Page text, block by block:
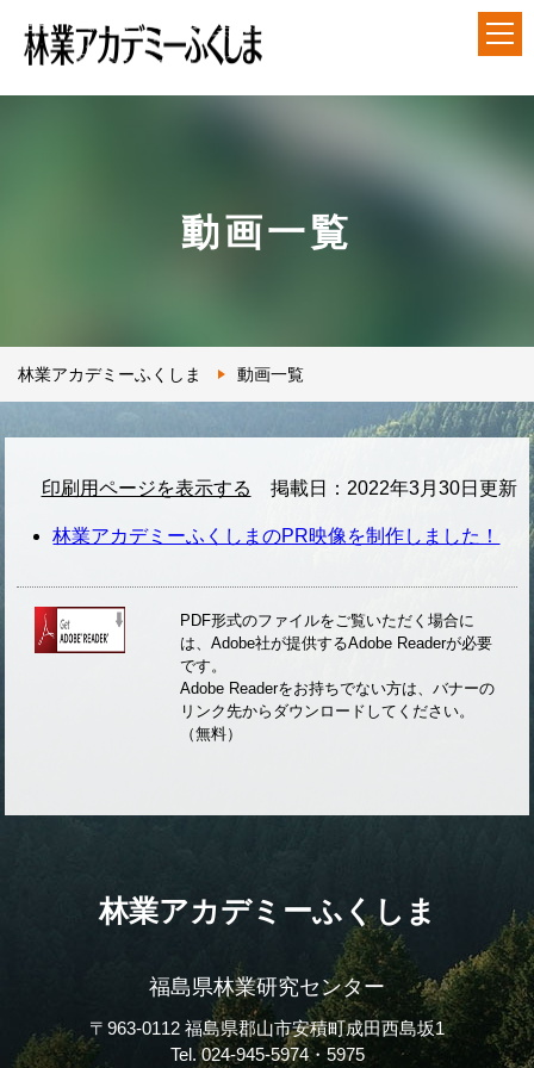
短期研修
動画一覧
林業アカデミーふくしま 動画一覧
印刷用ページを表示する 掲載日：2022年3月30日更新
林業アカデミーふくしまのPR映像を制作しました！
PDF形式のファイルをご覧いただく場合に
は、Adobe社が提供するAdobe Readerが必要
です。
Adobe Readerをお持ちでない方は、バナーの
リンク先からダウンロードしてください。
（無料）
林業アカデミーふくしま
福島県林業研究センター
〒963-0112 福島県郡山市安積町成田西島坂1
Tel. 024-945-5974・5975